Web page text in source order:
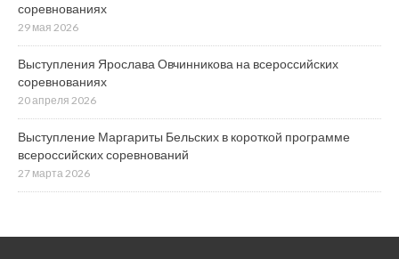
соревнованиях
29 мая 2026
Выступления Ярослава Овчинникова на всероссийских
соревнованиях
20 апреля 2026
Выступление Маргариты Бельских в короткой программе
всероссийских соревнований
27 марта 2026